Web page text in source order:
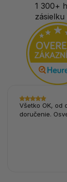
1 300+
Všetko OK, od
doručenie.